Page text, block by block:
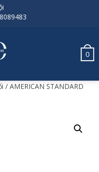
0
/ AMERICAN STANDARD